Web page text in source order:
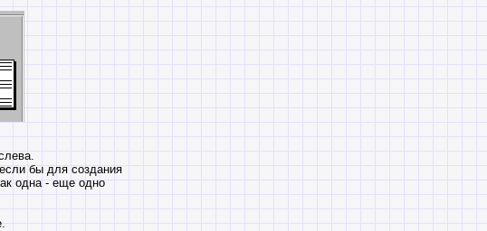
бы для создания
одна - еще одно